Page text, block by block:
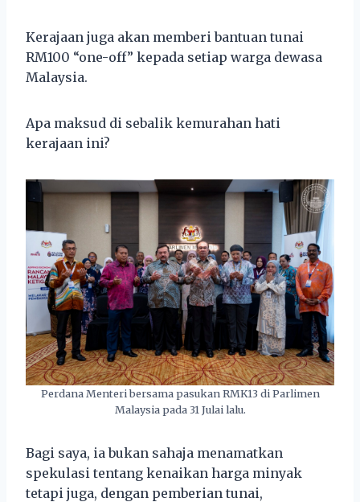
Kerajaan juga akan memberi bantuan tunai
RM100 “one-off” kepada setiap warga dewasa
Malaysia.
Apa maksud di sebalik kemurahan hati
kerajaan ini?
Perdana Menteri bersama pasukan RMK13 di Parlimen
Malaysia pada 31 Julai lalu.
Bagi saya, ia bukan sahaja menamatkan
spekulasi tentang kenaikan harga minyak
tetapi juga, dengan pemberian tunai,